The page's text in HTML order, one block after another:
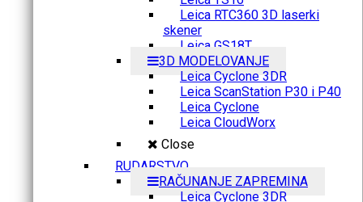
Leica RTC360 3D laserki
skener
Leica GS18T
3D MODELOVANJE
Leica Cyclone 3DR
Leica ScanStation P30 i P40
Leica Cyclone
Leica CloudWorx
Close
RUDARSTVO
RAČUNANJE ZAPREMINA
Leica Cyclone 3DR